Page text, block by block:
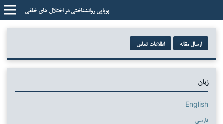
پویایی روانشناختی در اختلال های خلقی
ارسال مقاله اطلاعات تماس
زبان
English
فارسی